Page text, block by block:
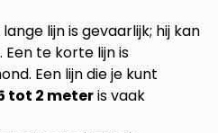
lijn is gevaarlijk; hij kan
te korte lijn is
Een lijn die je kunt
tot 2 meteris vaak